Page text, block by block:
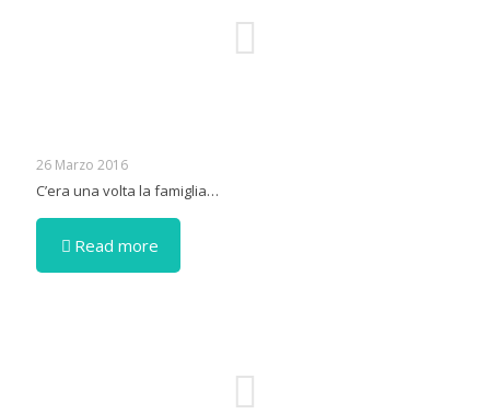
26 Marzo 2016
C’era una volta la famiglia…
Read more